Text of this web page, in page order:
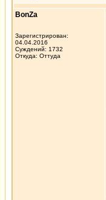
BonZa
Зарегистрирован:
04.04.2016
Суждений: 1732
Откуда: Oттyдa